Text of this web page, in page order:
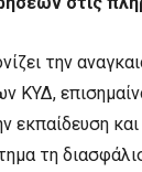
την
ΚΥΔ,
εκπαίδευση
τη